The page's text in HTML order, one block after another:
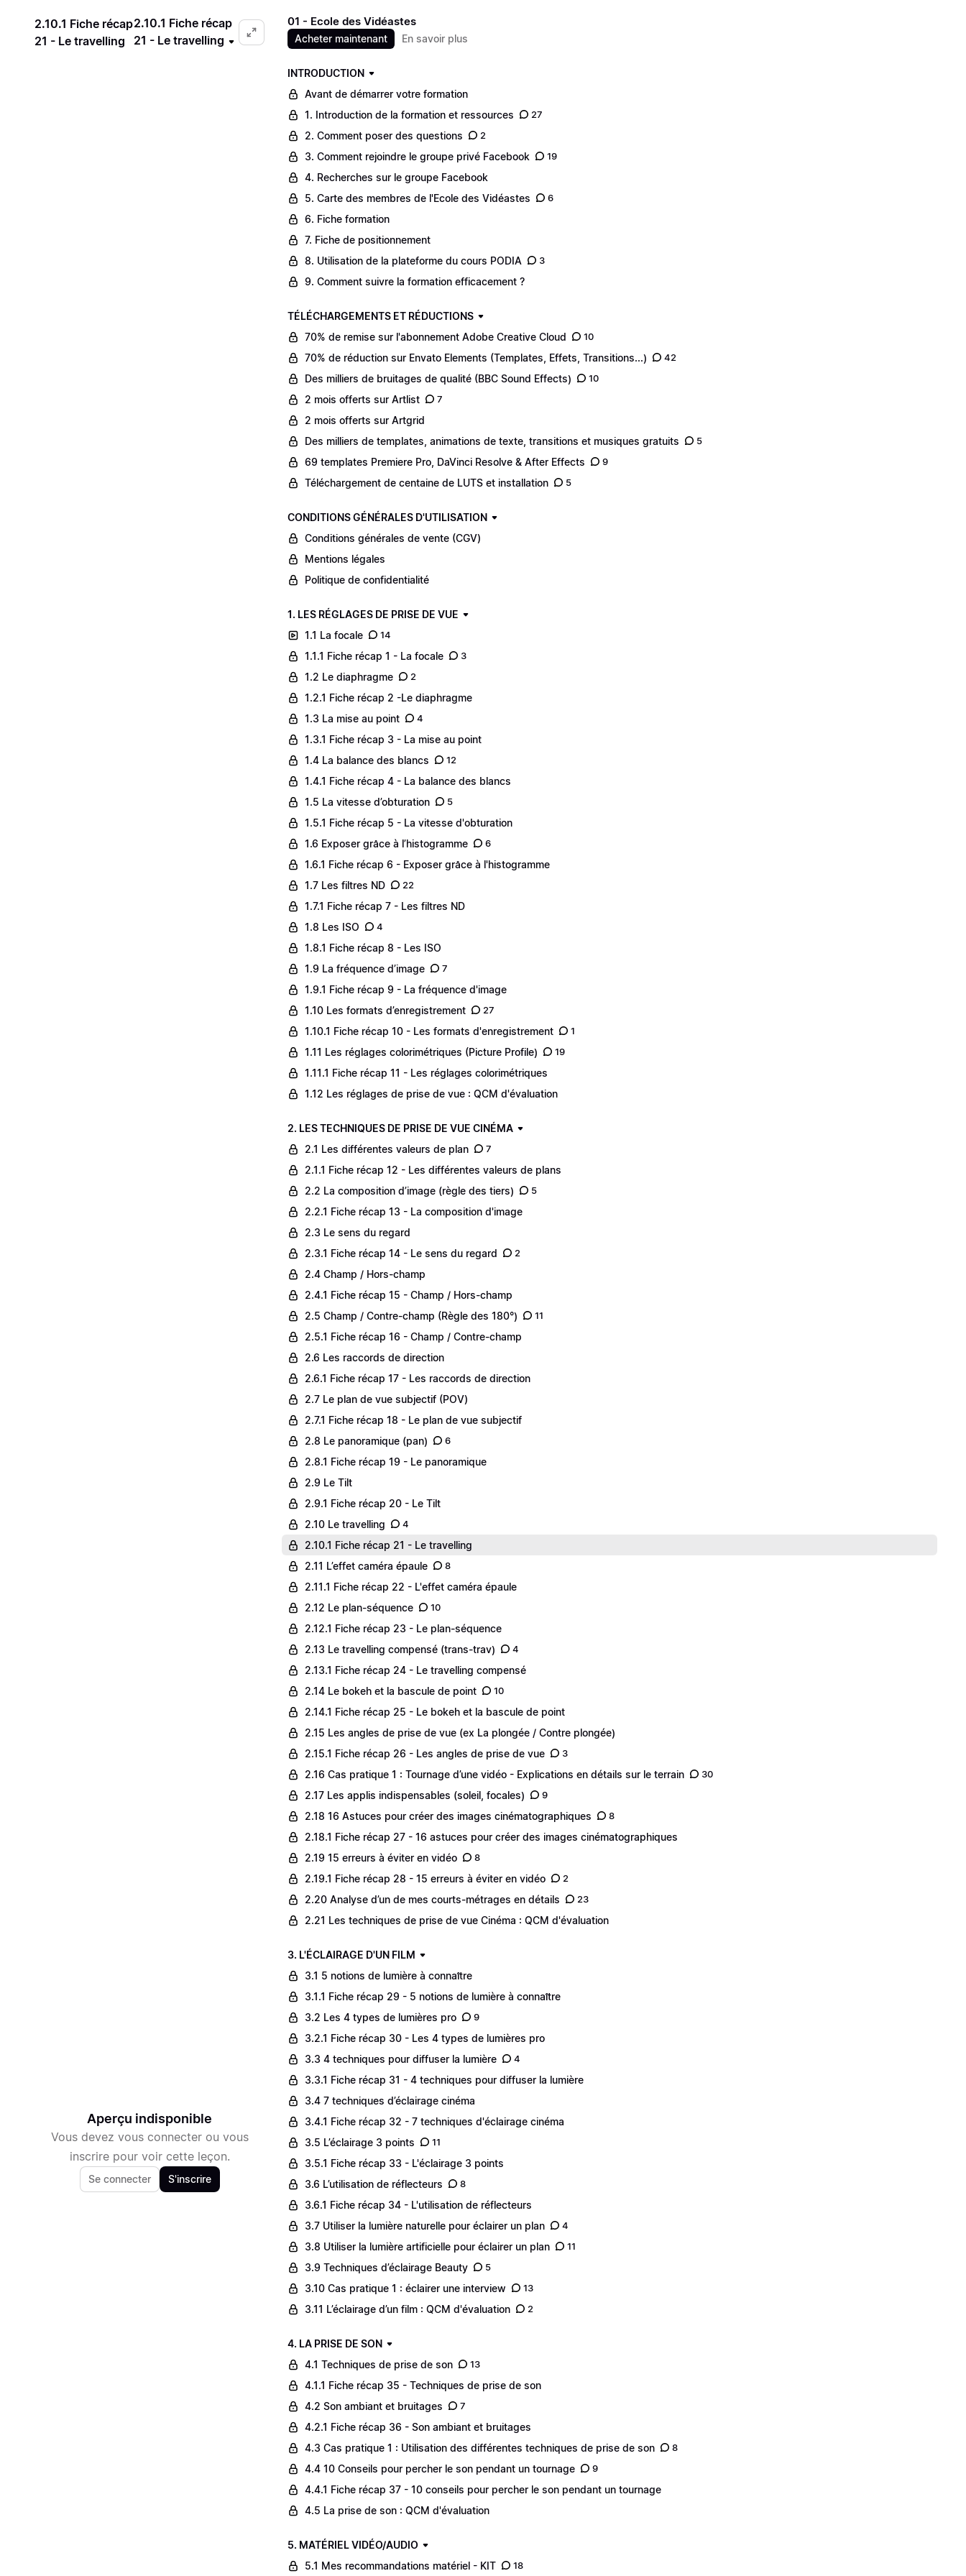
2.10.1 Fiche récap
21 - Le travelling
2.10.1 Fiche récap
21 - Le travelling
Aperçu indisponible
Vous devez vous connecter ou vous
inscrire pour voir cette leçon.
Se connecter S'inscrire
01 - Ecole des Vidéastes
Acheter maintenant En savoir plus
INTRODUCTION
Avant de démarrer votre formation
1. Introduction de la formation et ressources
27
2. Comment poser des questions 2
3. Comment rejoindre le groupe privé Facebook 19
4. Recherches sur le groupe Facebook
5. Carte des membres de l'Ecole des Vidéastes
6
6. Fiche formation
7. Fiche de positionnement
8. Utilisation de la plateforme du cours PODIA
3
9. Comment suivre la formation efficacement ?
TÉLÉCHARGEMENTS ET RÉDUCTIONS
70% de remise sur l'abonnement Adobe Creative Cloud
10
70% de réduction sur Envato Elements (Templates, Effets, Transitions...) 42
Des milliers de bruitages de qualité (BBC Sound Effects) 10
2 mois offerts sur Artlist 7
2 mois offerts sur Artgrid
Des milliers de templates, animations de texte, transitions et musiques gratuits
5
69 templates Premiere Pro, DaVinci Resolve & After Effects 9
Téléchargement de centaine de LUTS et installation 5
CONDITIONS GÉNÉRALES D'UTILISATION
Conditions générales de vente (CGV)
Mentions légales
Politique de confidentialité
1. LES RÉGLAGES DE PRISE DE VUE
1.1 La focale
14
1.1.1 Fiche récap 1 - La focale 3
1.2 Le diaphragme 2
1.2.1 Fiche récap 2 -Le diaphragme
1.3 La mise au point
4
1.3.1 Fiche récap 3 - La mise au point
1.4 La balance des blancs
12
1.4.1 Fiche récap 4 - La balance des blancs
1.5 La vitesse d’obturation
5
1.5.1 Fiche récap 5 - La vitesse d'obturation
1.6 Exposer grâce à l’histogramme
6
1.6.1 Fiche récap 6 - Exposer grâce à l'histogramme
1.7 Les filtres ND
22
1.7.1 Fiche récap 7 - Les filtres ND
1.8 Les ISO
4
1.8.1 Fiche récap 8 - Les ISO
1.9 La fréquence d’image
7
1.9.1 Fiche récap 9 - La fréquence d'image
1.10 Les formats d’enregistrement
27
1.10.1 Fiche récap 10 - Les formats d'enregistrement 1
1.11 Les réglages colorimétriques (Picture Profile) 19
1.11.1 Fiche récap 11 - Les réglages colorimétriques
1.12 Les réglages de prise de vue : QCM d'évaluation
2. LES TECHNIQUES DE PRISE DE VUE CINÉMA
2.1 Les différentes valeurs de plan
7
2.1.1 Fiche récap 12 - Les différentes valeurs de plans
2.2 La composition d’image (règle des tiers)
5
2.2.1 Fiche récap 13 - La composition d'image
2.3 Le sens du regard
2.3.1 Fiche récap 14 - Le sens du regard
2
2.4 Champ / Hors-champ
2.4.1 Fiche récap 15 - Champ / Hors-champ
2.5 Champ / Contre-champ (Règle des 180°)
11
2.5.1 Fiche récap 16 - Champ / Contre-champ
2.6 Les raccords de direction
2.6.1 Fiche récap 17 - Les raccords de direction
2.7 Le plan de vue subjectif (POV)
2.7.1 Fiche récap 18 - Le plan de vue subjectif
2.8 Le panoramique (pan)
6
2.8.1 Fiche récap 19 - Le panoramique
2.9 Le Tilt
2.9.1 Fiche récap 20 - Le Tilt
2.10 Le travelling
4
2.10.1 Fiche récap 21 - Le travelling
2.11 L’effet caméra épaule
8
2.11.1 Fiche récap 22 - L'effet caméra épaule
2.12 Le plan-séquence
10
2.12.1 Fiche récap 23 - Le plan-séquence
2.13 Le travelling compensé (trans-trav)
4
2.13.1 Fiche récap 24 - Le travelling compensé
2.14 Le bokeh et la bascule de point
10
2.14.1 Fiche récap 25 - Le bokeh et la bascule de point
2.15 Les angles de prise de vue (ex La plongée / Contre plongée)
2.15.1 Fiche récap 26 - Les angles de prise de vue
3
2.16 Cas pratique 1 : Tournage d’une vidéo - Explications en détails sur le terrain 30
2.17 Les applis indispensables (soleil, focales) 9
2.18 16 Astuces pour créer des images cinématographiques 8
2.18.1 Fiche récap 27 - 16 astuces pour créer des images cinématographiques
2.19 15 erreurs à éviter en vidéo
8
2.19.1 Fiche récap 28 - 15 erreurs à éviter en vidéo 2
2.20 Analyse d’un de mes courts-métrages en détails 23
2.21 Les techniques de prise de vue Cinéma : QCM d'évaluation
3. L'ÉCLAIRAGE D'UN FILM
3.1 5 notions de lumière à connaître
3.1.1 Fiche récap 29 - 5 notions de lumière à connaître
3.2 Les 4 types de lumières pro
9
3.2.1 Fiche récap 30 - Les 4 types de lumières pro
3.3 4 techniques pour diffuser la lumière
4
3.3.1 Fiche récap 31 - 4 techniques pour diffuser la lumière
3.4 7 techniques d’éclairage cinéma
3.4.1 Fiche récap 32 - 7 techniques d'éclairage cinéma
3.5 L’éclairage 3 points
11
3.5.1 Fiche récap 33 - L'éclairage 3 points
3.6 L’utilisation de réflecteurs
8
3.6.1 Fiche récap 34 - L'utilisation de réflecteurs
3.7 Utiliser la lumière naturelle pour éclairer un plan
4
3.8 Utiliser la lumière artificielle pour éclairer un plan 11
3.9 Techniques d’éclairage Beauty 5
3.10 Cas pratique 1 : éclairer une interview 13
3.11 L’éclairage d’un film : QCM d'évaluation 2
4. LA PRISE DE SON
4.1 Techniques de prise de son
13
4.1.1 Fiche récap 35 - Techniques de prise de son
4.2 Son ambiant et bruitages
7
4.2.1 Fiche récap 36 - Son ambiant et bruitages
4.3 Cas pratique 1 : Utilisation des différentes techniques de prise de son
8
4.4 10 Conseils pour percher le son pendant un tournage 9
4.4.1 Fiche récap 37 - 10 conseils pour percher le son pendant un tournage
4.5 La prise de son : QCM d'évaluation
5. MATÉRIEL VIDÉO/AUDIO
5.1 Mes recommandations matériel - KIT
18